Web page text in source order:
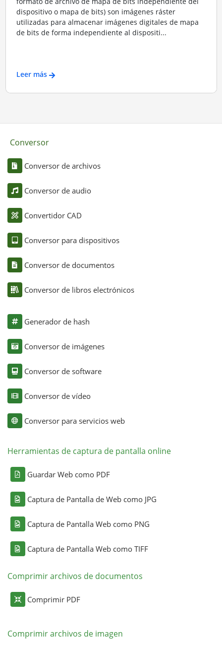
dispositivo o mapa de bits) son imágenes ráster
utilizadas para almacenar imágenes digitales de mapa
de bits de forma independiente al dispositi...
Leer más
Conversor
Conversor de archivos
Conversor de audio
Convertidor CAD
Conversor para dispositivos
Conversor de documentos
Conversor de libros electrónicos
Generador de hash
Conversor de imágenes
Conversor de software
Conversor de vídeo
Conversor para servicios web
Herramientas de captura de pantalla online
Guardar Web como PDF
Captura de Pantalla de Web como JPG
Captura de Pantalla Web como PNG
Captura de Pantalla Web como TIFF
Comprimir archivos de documentos
Comprimir PDF
Comprimir archivos de imagen